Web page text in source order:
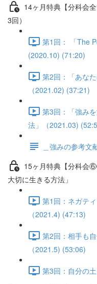
14ヶ月特典【分科会
3回）
第1回： 「The
(2020.10) (71:20)
第2回：「あな
（2021.02) (37:21)
第3回：「強み
法」（2021.03)
＿強みの参考文
15ヶ月特典【分科会
大切に生きる方法」
第1回：ネガテ
（2021.4) (47:13)
第2回：相手も
（2021.5) (53:06)
第3回：自分の